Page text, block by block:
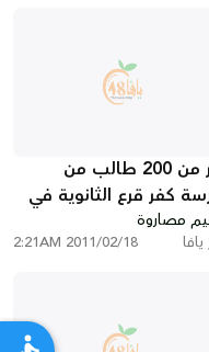
أكثر من 200 طالب من
كفر قرع الثانوية في
مدينة يافا
مصاروة
يافا 2011/02/18 2:21AM